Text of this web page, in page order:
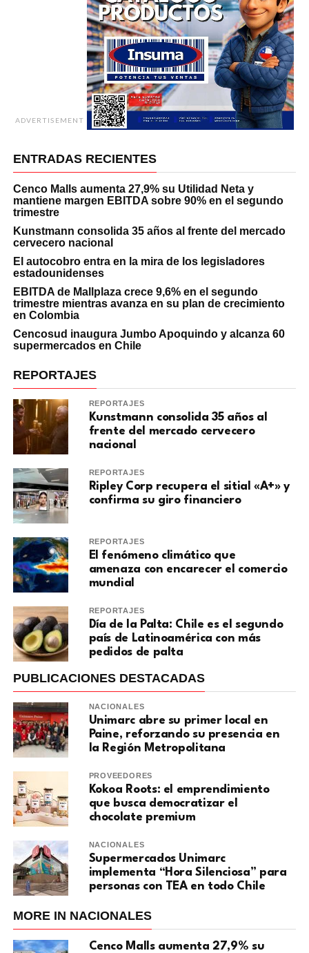
ADVERTISEMENT
ENTRADAS RECIENTES
Cenco Malls aumenta 27,9% su Utilidad Neta y
mantiene margen EBITDA sobre 90% en el segundo
trimestre
Kunstmann consolida 35 años al frente del mercado
cervecero nacional
El autocobro entra en la mira de los legisladores
estadounidenses
EBITDA de Mallplaza crece 9,6% en el segundo
trimestre mientras avanza en su plan de crecimiento
en Colombia
Cencosud inaugura Jumbo Apoquindo y alcanza 60
supermercados en Chile
REPORTAJES
REPORTAJES
Kunstmann consolida 35 años al
frente del mercado cervecero
nacional
REPORTAJES
Ripley Corp recupera el sitial «A+» y
confirma su giro financiero
REPORTAJES
El fenómeno climático que
amenaza con encarecer el comercio
mundial
REPORTAJES
Día de la Palta: Chile es el segundo
país de Latinoamérica con más
pedidos de palta
PUBLICACIONES DESTACADAS
NACIONALES
Unimarc abre su primer local en
Paine, reforzando su presencia en
la Región Metropolitana
PROVEEDORES
Kokoa Roots: el emprendimiento
que busca democratizar el
chocolate premium
NACIONALES
Supermercados Unimarc
implementa “Hora Silenciosa” para
personas con TEA en todo Chile
MORE IN NACIONALES
Cenco Malls aumenta 27,9% su